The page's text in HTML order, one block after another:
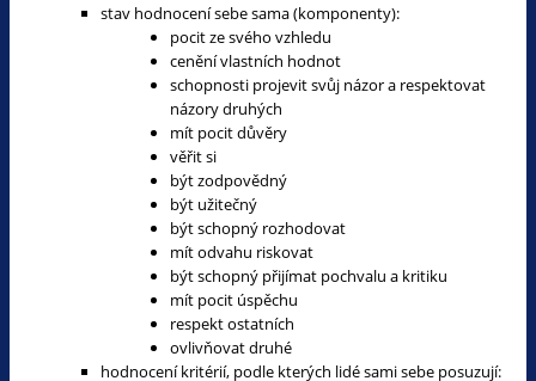
stav hodnocení sebe sama (komponenty):
pocit ze svého vzhledu
cenění vlastních hodnot
schopnosti projevit svůj názor a respektovat
názory druhých
mít pocit důvěry
věřit si
být zodpovědný
být užitečný
být schopný rozhodovat
mít odvahu riskovat
být schopný přijímat pochvalu a kritiku
mít pocit úspěchu
respekt ostatních
ovlivňovat druhé
hodnocení kritérií, podle kterých lidé sami sebe posuzují: